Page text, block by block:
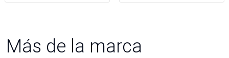
Más de la marca